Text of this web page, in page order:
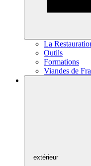
La
Outils
Formations
Viandes de
extérieur